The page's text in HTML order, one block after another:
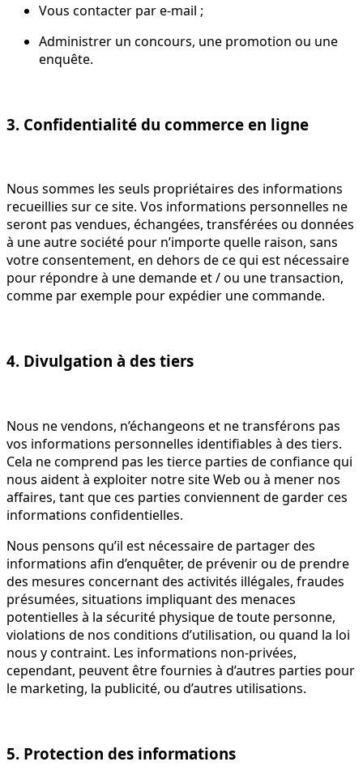
Vous contacter par e-mail ;
Administrer un concours, une promotion ou une
enquête.
3. Confidentialité du commerce en ligne
Nous sommes les seuls propriétaires des informations
recueillies sur ce site. Vos informations personnelles ne
seront pas vendues, échangées, transférées ou données
à une autre société pour n’importe quelle raison, sans
votre consentement, en dehors de ce qui est nécessaire
pour répondre à une demande et / ou une transaction,
comme par exemple pour expédier une commande.
4. Divulgation à des tiers
Nous ne vendons, n’échangeons et ne transférons pas
vos informations personnelles identifiables à des tiers.
Cela ne comprend pas les tierce parties de confiance qui
nous aident à exploiter notre site Web ou à mener nos
affaires, tant que ces parties conviennent de garder ces
informations confidentielles.
Nous pensons qu’il est nécessaire de partager des
informations afin d’enquêter, de prévenir ou de prendre
des mesures concernant des activités illégales, fraudes
présumées, situations impliquant des menaces
potentielles à la sécurité physique de toute personne,
violations de nos conditions d’utilisation, ou quand la loi
nous y contraint. Les informations non-privées,
cependant, peuvent être fournies à d’autres parties pour
le marketing, la publicité, ou d’autres utilisations.
5. Protection des informations